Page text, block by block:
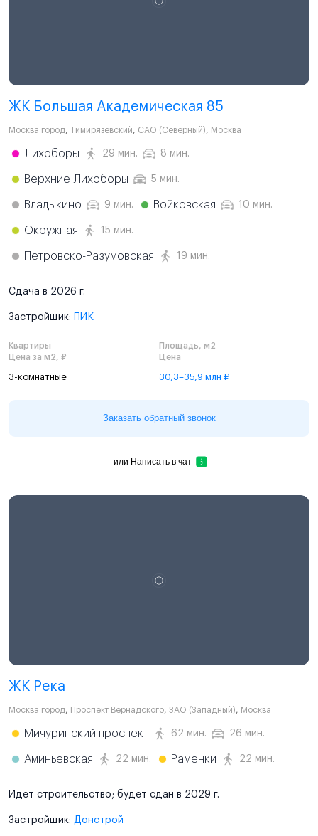
ЖК Большая Академическая 85
Москва город, Тимирязевский, САО (Северный), Москва
Лихоборы 29 мин. 8 мин.
Верхние Лихоборы 5 мин.
Владыкино 9 мин. Войковская 10 мин.
Окружная 15 мин.
Петровско-Разумовская 19 мин.
Сдача в 2026 г.
Застройщик: ПИК
Квартиры
Площадь, м2
Цена за м2, ₽
Цена
3-комнатные 30,3–35,9 млн ₽
Заказать обратный звонок
или Написать в чат
ЖК Река
Москва город, Проспект Вернадского, ЗАО (Западный), Москва
Мичуринский проспект 62 мин. 26 мин.
Аминьевская 22 мин. Раменки 22 мин.
Идет строительство; будет сдан в 2029 г.
Застройщик: Донстрой